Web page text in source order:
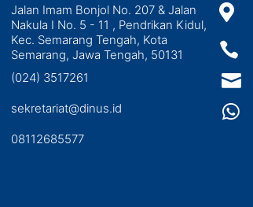
Jalan Imam Bonjol No. 207 & Jalan
Nakula I No. 5 - 11 , Pendrikan Kidul,
Kec. Semarang Tengah, Kota
Semarang, Jawa Tengah, 50131
(024) 3517261
sekretariat@dinus.id
08112685577



